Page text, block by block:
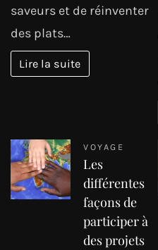
saveurs et de réinventer
des plats…
Lire la suite
VOYAGE
Les
différentes
façons de
participer à
des projets